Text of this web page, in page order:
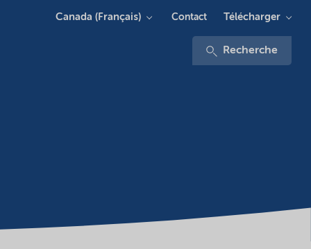
Recherche
Canada (Français) Contact Télécharger